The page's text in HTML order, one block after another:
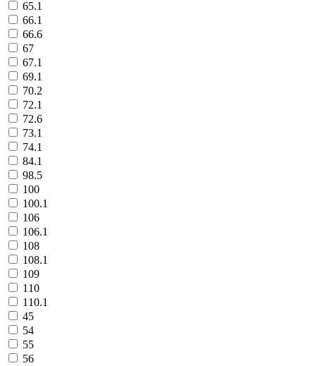
65.1
66.1
66.6
67
67.1
69.1
70.2
72.1
72.6
73.1
74.1
84.1
98.5
100
100.1
106
106.1
108
108.1
109
110
110.1
45
54
55
56